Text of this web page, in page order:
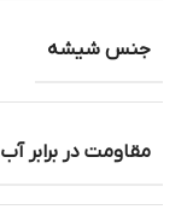
جنس شیشه
مقاومت در برابر آب